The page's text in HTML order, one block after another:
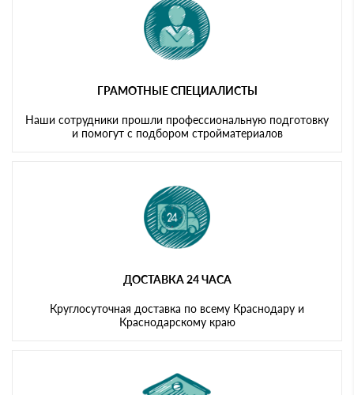
ГРАМОТНЫЕ СПЕЦИАЛИСТЫ
Наши сотрудники прошли профессиональную подготовку
и помогут с подбором стройматериалов
ДОСТАВКА 24 ЧАСА
Круглосуточная доставка по всему Краснодару и
Краснодарскому краю